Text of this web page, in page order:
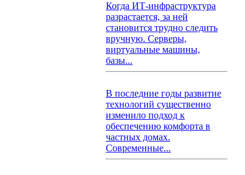
Когда ИТ-инфраструктура
разрастается, за ней
становится трудно следить
вручную. Серверы,
виртуальные машины,
базы...
В последние годы развитие
технологий существенно
изменило подход к
обеспечению комфорта в
частных домах.
Современные...